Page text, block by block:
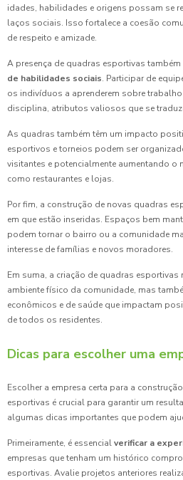
idades, habilidades e origens possam se
laços sociais. Isso fortalece a coesão
de respeito e amizade.
A presença de quadras esportivas
de habilidades sociais. Participar de
os indivíduos a aprenderem sobre
disciplina, atributos valiosos que se
As quadras também têm um impacto
esportivos e torneios podem ser
visitantes e potencialmente aumentando o
como restaurantes e lojas.
Por fim, a construção de novas quadras
em que estão inseridas. Espaços bem
podem tornar o bairro ou a comunidade
interesse de famílias e novos moradores.
Em suma, a criação de quadras esportivas
ambiente físico da comunidade, mas
econômicos e de saúde que impactam
de todos os residentes.
Dicas para escolher uma
Escolher a empresa certa para a
esportivas é crucial para garantir um
algumas dicas importantes que podem
Primeiramente, é essencialverificar a
empresas que tenham um histórico
esportivas. Avalie projetos anteriores